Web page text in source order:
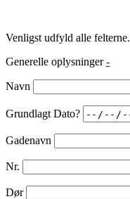
Venligst udfyld alle felterne.
Generelle oplysninger -
Navn
Grundlagt Dato?
Gadenavn
Nr.
Dør